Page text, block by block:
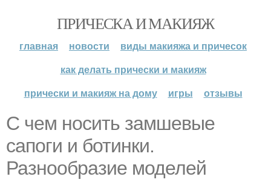
ПРИЧЕСКА И МАКИЯЖ
главная новости
виды макияжа и причесок
как делать прически и макияж
прически и макияж на дому
игры отзывы
С чем носить замшевые
сапоги и ботинки.
Разнообразие моделей